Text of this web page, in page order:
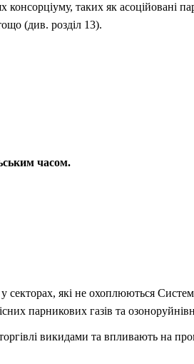
консорціуму, таких як асоційовані
(див. розділ 13).
часом.
секторах, які не охоплюються
парникових газів та
викидами та впливають на